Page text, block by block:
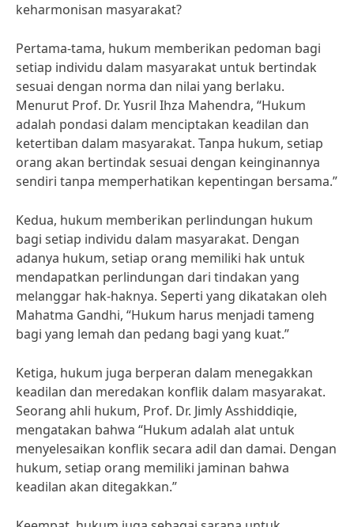
keharmonisan masyarakat?
Pertama-tama, hukum memberikan pedoman bagi
setiap individu dalam masyarakat untuk bertindak
sesuai dengan norma dan nilai yang berlaku.
Menurut Prof. Dr. Yusril Ihza Mahendra, “Hukum
adalah pondasi dalam menciptakan keadilan dan
ketertiban dalam masyarakat. Tanpa hukum, setiap
orang akan bertindak sesuai dengan keinginannya
sendiri tanpa memperhatikan kepentingan bersama.”
Kedua, hukum memberikan perlindungan hukum
bagi setiap individu dalam masyarakat. Dengan
adanya hukum, setiap orang memiliki hak untuk
mendapatkan perlindungan dari tindakan yang
melanggar hak-haknya. Seperti yang dikatakan oleh
Mahatma Gandhi, “Hukum harus menjadi tameng
bagi yang lemah dan pedang bagi yang kuat.”
Ketiga, hukum juga berperan dalam menegakkan
keadilan dan meredakan konflik dalam masyarakat.
Seorang ahli hukum, Prof. Dr. Jimly Asshiddiqie,
mengatakan bahwa “Hukum adalah alat untuk
menyelesaikan konflik secara adil dan damai. Dengan
hukum, setiap orang memiliki jaminan bahwa
keadilan akan ditegakkan.”